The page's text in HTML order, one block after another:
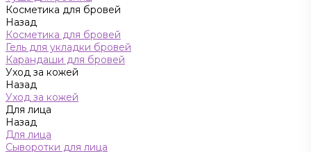
Косметика для бровей
Назад
Косметика для бровей
Гель для укладки бровей
Карандаши для бровей
Уход за кожей
Назад
Уход за кожей
Для лица
Назад
Для лица
Сыворотки для лица